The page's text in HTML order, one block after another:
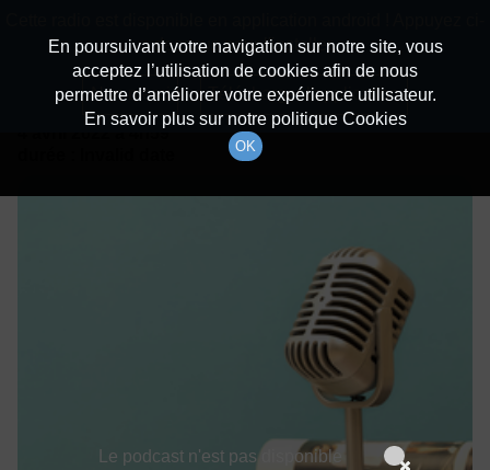
Détails De L'épisode
à 4h59
En poursuivant votre navigation sur notre site, vous
acceptez l’utilisation de cookies afin de nous
permettre d’améliorer votre expérience utilisateur.
En savoir plus sur notre politique Cookies
OK
dessous pour l'installer.
Non merci Télécharger l'application
Le podcast n'est pas disponible